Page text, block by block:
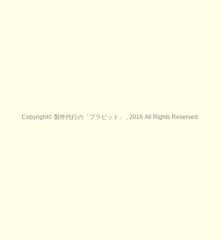
Copyright© 製作代行の「プラビット」 , 2016 All Rights Reserved.